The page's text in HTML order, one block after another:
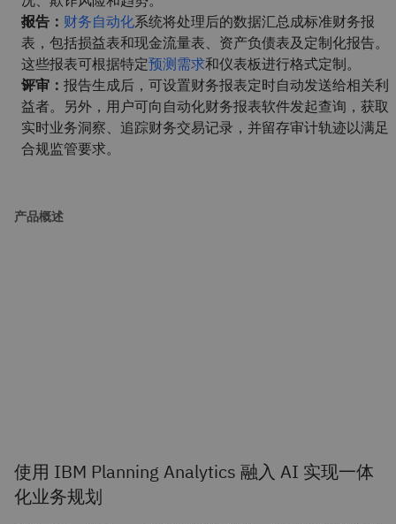
报告： 财务自动化系统将处理后的数据汇总成标准财务报
表，包括损益表和现金流量表、资产负债表及定制化报告。
这些报表可根据特定预测需求和仪表板进行格式定制。
评审： 报告生成后，可设置财务报表定时自动发送给相关利
益者。另外，用户可向自动化财务报表软件发起查询，获取
实时业务洞察、追踪财务交易记录，并留存审计轨迹以满足
合规监管要求。
产品概述
使用 IBM Planning Analytics 融入 AI 实现一体
化业务规划